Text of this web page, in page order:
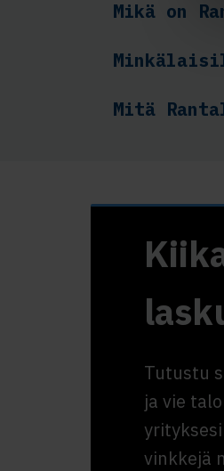
Mikä on
Mitä
Tutustu
ja vie
vinkkejä